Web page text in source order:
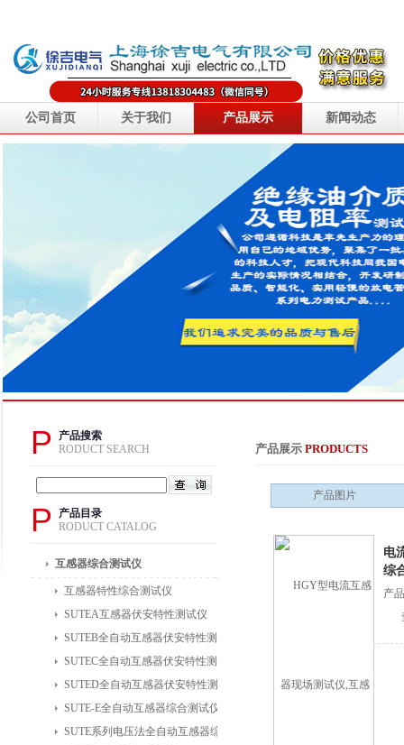
公司首页 关于我们 产品展示 新闻动态
P
产品搜索
RODUCT SEARCH
P
产品目录
RODUCT CATALOG
互感器综合测试仪
互感器特性综合测试仪
SUTEA互感器伏安特性测试仪
SUTEB全自动互感器伏安特性测试仪
SUTEC全自动互感器伏安特性测试仪
SUTED全自动互感器伏安特性测试仪
SUTE-E全自动互感器综合测试仪
SUTE系列电压法全自动互感器综合测试仪
产品展示 PRODUCTS
产品图片
电
综
产